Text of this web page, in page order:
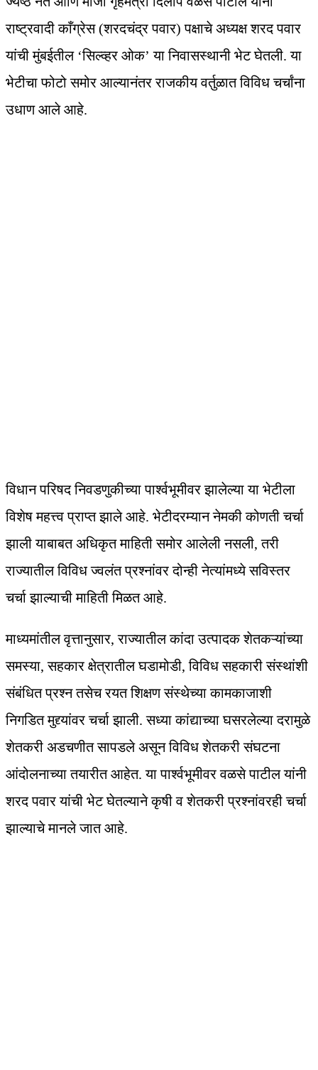
राष्ट्रवादी काँग्रेस (शरदचंद्र पवार) पक्षाचे अध्यक्ष शरद पवार
यांची मुंबईतील ‘सिल्व्हर ओक’ या निवासस्थानी भेट घेतली. या
भेटीचा फोटो समोर आल्यानंतर राजकीय वर्तुळात विविध चर्चांना
उधाण आले आहे.
विधान परिषद निवडणुकीच्या पार्श्वभूमीवर झालेल्या या भेटीला
विशेष महत्त्व प्राप्त झाले आहे. भेटीदरम्यान नेमकी कोणती चर्चा
झाली याबाबत अधिकृत माहिती समोर आलेली नसली, तरी
राज्यातील विविध ज्वलंत प्रश्नांवर दोन्ही नेत्यांमध्ये सविस्तर
चर्चा झाल्याची माहिती मिळत आहे.
माध्यमांतील वृत्तानुसार, राज्यातील कांदा उत्पादक शेतकऱ्यांच्या
समस्या, सहकार क्षेत्रातील घडामोडी, विविध सहकारी संस्थांशी
संबंधित प्रश्न तसेच रयत शिक्षण संस्थेच्या कामकाजाशी
निगडित मुद्द्यांवर चर्चा झाली. सध्या कांद्याच्या घसरलेल्या दरामुळे
शेतकरी अडचणीत सापडले असून विविध शेतकरी संघटना
आंदोलनाच्या तयारीत आहेत. या पार्श्वभूमीवर वळसे पाटील यांनी
शरद पवार यांची भेट घेतल्याने कृषी व शेतकरी प्रश्नांवरही चर्चा
झाल्याचे मानले जात आहे.